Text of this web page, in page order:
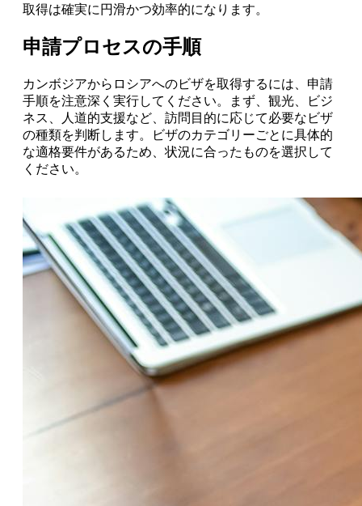
取得は確実に円滑かつ効率的になります。
申請プロセスの手順
カンボジアからロシアへのビザを取得するには、申請
手順を注意深く実行してください。まず、観光、ビジ
ネス、人道的支援など、訪問目的に応じて必要なビザ
の種類を判断します。ビザのカテゴリーごとに具体的
な適格要件があるため、状況に合ったものを選択して
ください。